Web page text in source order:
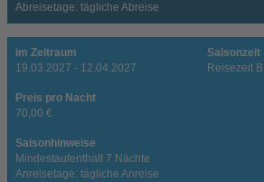
Abreisetage: tägliche Abreise
im Zeitraum
19.03.2027 - 12.04.2027
Saisonzeit
Reisezeit B
Preis pro Nacht
70,00 €
Saisonhinweise
Mindestaufenthalt 7 Nächte
Anreisetage: tägliche Anreise